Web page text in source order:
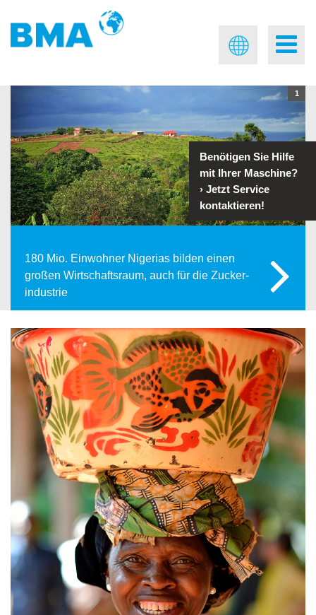
180 Mio. Einwohner Nigerias bilden einen
großen Wirtschaftsraum, auch für die Zucker­
industrie
1
Benötigen Sie Hilfe
mit Ihrer Maschine?
› Jetzt Service
kontaktieren!